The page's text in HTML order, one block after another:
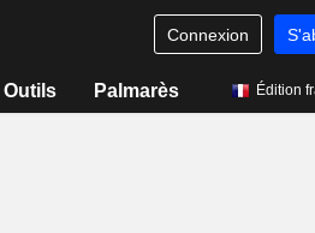
Connexion
Outils Palmarès Édition